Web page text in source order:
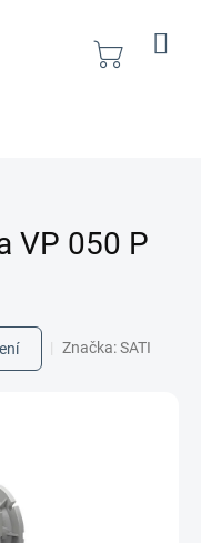
Nákupní
VP 050 P
Značka:SATI